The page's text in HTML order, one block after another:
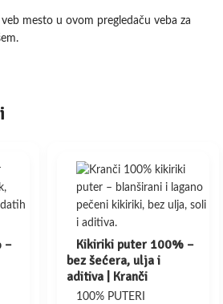
mesto u ovom pregledaču veba za
–
Kikiriki puter 100% –
bez šećera, ulja i
aditiva | Kranči
100% PUTERI